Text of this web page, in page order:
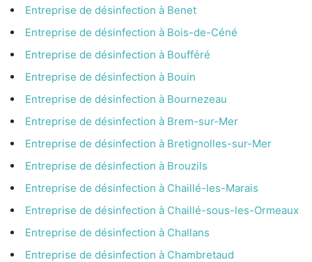
Entreprise de désinfection à Benet
Entreprise de désinfection à Bois-de-Céné
Entreprise de désinfection à Boufféré
Entreprise de désinfection à Bouin
Entreprise de désinfection à Bournezeau
Entreprise de désinfection à Brem-sur-Mer
Entreprise de désinfection à Bretignolles-sur-Mer
Entreprise de désinfection à Brouzils
Entreprise de désinfection à Chaillé-les-Marais
Entreprise de désinfection à Chaillé-sous-les-Ormeaux
Entreprise de désinfection à Challans
Entreprise de désinfection à Chambretaud